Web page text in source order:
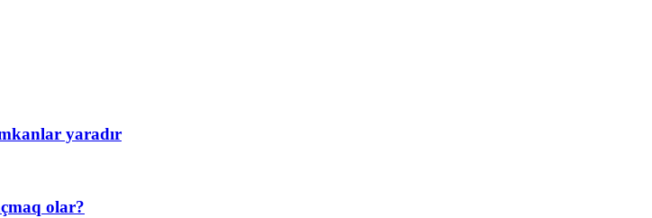
yaradır
olar?